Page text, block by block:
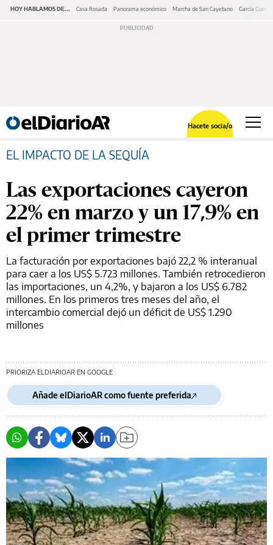
HOY HABLAMOS DE... Casa Rosada Panorama económico Marcha de San Cayetano García Cuerva
Hacete socia/o
EL IMPACTO DE LA SEQUÍA
Las exportaciones cayeron
22% en marzo y un 17,9% en
el primer trimestre
La facturación por exportaciones bajó 22,2 % interanual
para caer a los US$ 5.723 millones. También retrocedieron
las importaciones, un 4,2%, y bajaron a los US$ 6.782
millones. En los primeros tres meses del año, el
intercambio comercial dejó un déficit de US$ 1.290
millones
PRIORIZA ELDIARIOAR EN GOOGLE
Añade elDiarioAR como fuente preferida